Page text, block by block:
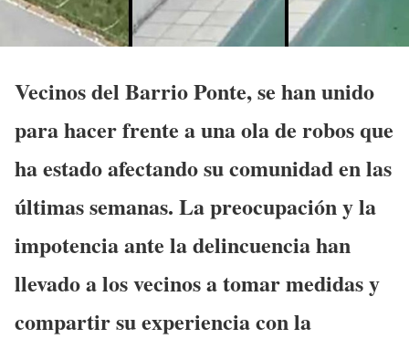
Vecinos del Barrio Ponte, se han unido
para hacer frente a una ola de robos que
ha estado afectando su comunidad en las
últimas semanas. La preocupación y la
impotencia ante la delincuencia han
llevado a los vecinos a tomar medidas y
compartir su experiencia con la